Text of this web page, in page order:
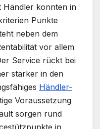
Händler konnten in
Punkte
neben dem
vor allem
Service rückt bei
stärker in den
Händler-
Voraussetzung
sorgen rund
in